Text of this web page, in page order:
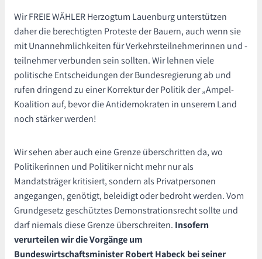
Wir FREIE WÄHLER Herzogtum Lauenburg unterstützen
daher die berechtigten Proteste der Bauern, auch wenn sie
mit Unannehmlichkeiten für Verkehrsteilnehmerinnen und -
teilnehmer verbunden sein sollten. Wir lehnen viele
politische Entscheidungen der Bundesregierung ab und
rufen dringend zu einer Korrektur der Politik der „Ampel-
Koalition auf, bevor die Antidemokraten in unserem Land
noch stärker werden!
Wir sehen aber auch eine Grenze überschritten da, wo
Politikerinnen und Politiker nicht mehr nur als
Mandatsträger kritisiert, sondern als Privatpersonen
angegangen, genötigt, beleidigt oder bedroht werden. Vom
Grundgesetz geschütztes Demonstrationsrecht sollte und
darf niemals diese Grenze überschreiten. Insofern
verurteilen wir die Vorgänge um
Bundeswirtschaftsminister Robert Habeck bei seiner